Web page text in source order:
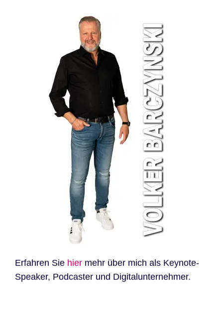
Erfahren Sie hiermehr über mich als Keynote-
Speaker, Podcaster und Digitalunternehmer.